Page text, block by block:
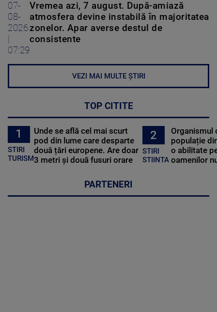
07-
08-
2026
07:29
Vremea azi, 7 august. După-amiază
atmosfera devine instabilă în majoritatea
zonelor. Apar averse destul de
consistente
VEZI MAI MULTE ȘTIRI
TOP CITITE
1
STIRI
TURISM
Unde se află cel mai scurt
pod din lume care desparte
două țări europene. Are doar
3 metri și două fusuri orare
2
STIRI
STIINTA
Organismul
populație
o abilitate
oamenilor
PARTENERI